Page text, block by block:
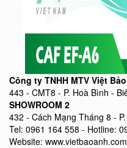
Công ty TNHH MTV Việt
443 - CMT8 - P. Hoà Bình -
SHOWROOM 2
432 - Cách Mạng Tháng 8 -
Tel: 0961 164 558 - Hotline:
Website: